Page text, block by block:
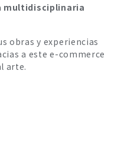
multidisciplinaria
obras y experiencias
a este e-commerce
arte.